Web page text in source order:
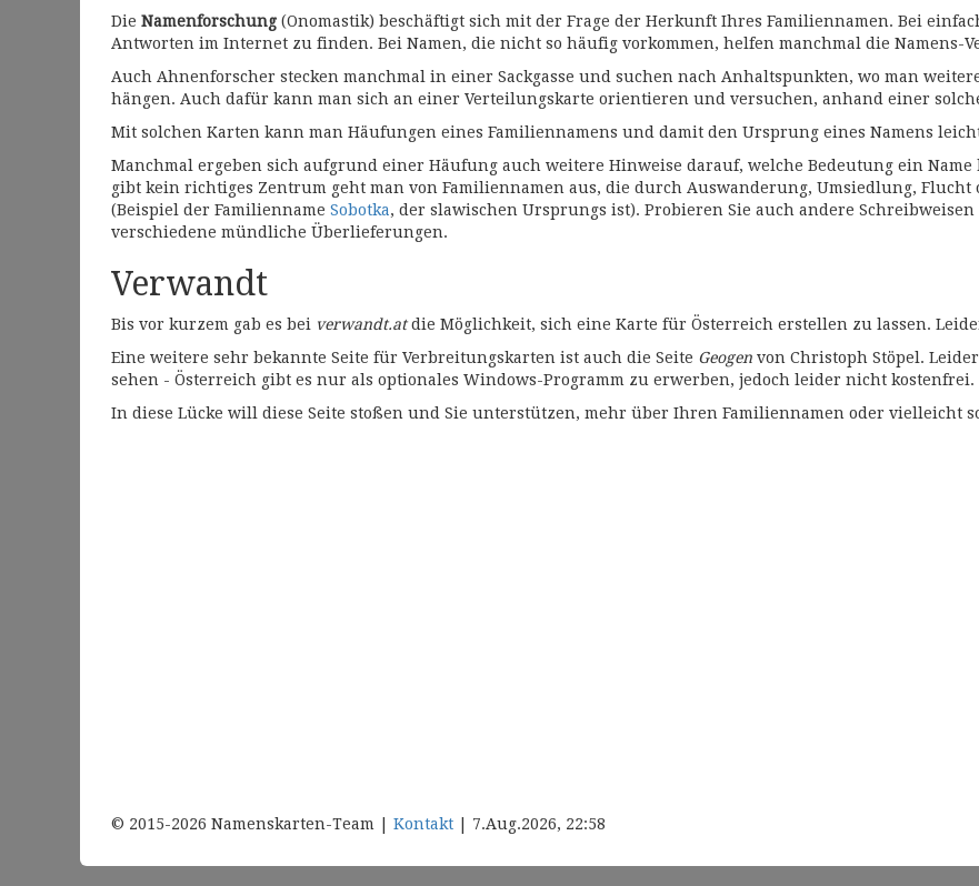
Die Namenforschung (Onomastik) beschäftigt sich mit der Frage der Herkunft Ihres Familiennamen. Bei
Antworten im Internet zu finden. Bei Namen, die nicht so häufig vorkommen, helfen manchmal die Namens-
Auch Ahnenforscher stecken manchmal in einer Sackgasse und suchen nach Anhaltspunkten, wo man
hängen. Auch dafür kann man sich an einer Verteilungskarte orientieren und versuchen, anhand einer
Mit solchen Karten kann man Häufungen eines Familiennamens und damit den Ursprung eines Namens
Manchmal ergeben sich aufgrund einer Häufung auch weitere Hinweise darauf, welche Bedeutung ein
gibt kein richtiges Zentrum geht man von Familiennamen aus, die durch Auswanderung, Umsiedlung, Flucht
(Beispiel der Familienname Sobotka, der slawischen Ursprungs ist). Probieren Sie auch andere
verschiedene mündliche Überlieferungen.
Verwandt
Bis vor kurzem gab es bei verwandt.atdie Möglichkeit, sich eine Karte für Österreich erstellen zu lassen.
Eine weitere sehr bekannte Seite für Verbreitungskarten ist auch die Seite Geogen von Christoph Stöpel.
sehen - Österreich gibt es nur als optionales Windows-Programm zu erwerben, jedoch leider nicht kostenfrei.
In diese Lücke will diese Seite stoßen und Sie unterstützen, mehr über Ihren Familiennamen oder vielleicht
© 2015-2026 Namenskarten-Team | Kontakt | 7.Aug.2026, 22:58